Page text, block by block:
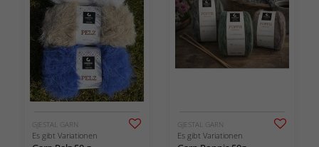
GJESTAL GARN
Es gibt Variationen
GJESTAL GARN
Es gibt Variationen